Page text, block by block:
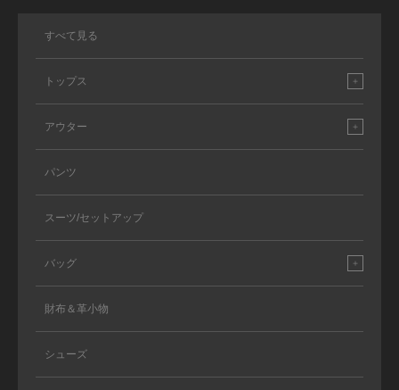
すべて見る
トップス
アウター
パンツ
スーツ/セットアップ
バッグ
財布＆革小物
シューズ